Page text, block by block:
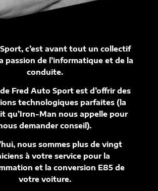
c’est avant tout un collectif
passion de l’informatique et de la
conduite.
Fred Auto Sport est d’offrir des
technologiques parfaites (la
qu’Iron-Man nous appelle pour
demander conseil).
nous sommes plus de vingt
à votre service pour la
et la conversion E85 de
votre voiture.